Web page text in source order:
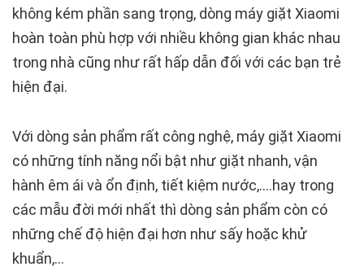
không kém phần sang trọng, dòng máy giặt Xiaomi
hoàn toàn phù hợp với nhiều không gian khác nhau
trong nhà cũng như rất hấp dẫn đối với các bạn trẻ
hiện đại.
Với dòng sản phẩm rất công nghệ, máy giặt Xiaomi
có những tính năng nổi bật như giặt nhanh, vận
hành êm ái và ổn định, tiết kiệm nước,….hay trong
các mẫu đời mới nhất thì dòng sản phẩm còn có
những chế độ hiện đại hơn như sấy hoặc khử
khuẩn,…